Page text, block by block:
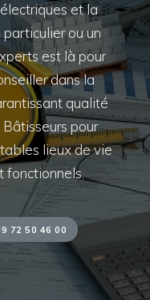
et la
ou un
est là pour
dans la
qualité
pour
lieux de vie
fonctionnels.
72 50 46 00